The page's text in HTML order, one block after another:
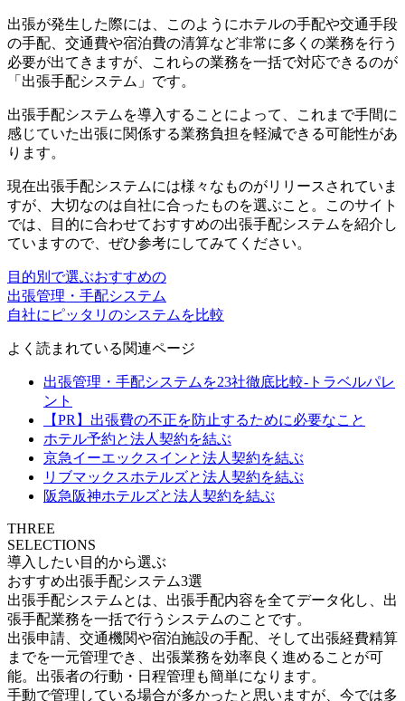
出張が発生した際には、このようにホテルの手配や交通手段
の手配、交通費や宿泊費の清算など非常に多くの業務を行う
必要が出てきますが、これらの業務を一括で対応できるのが
「出張手配システム」 です。
出張手配システムを導入することによって、これまで手間に
感じていた出張に関係する業務負担を軽減できる可能性があ
ります。
現在出張手配システムには様々なものがリリースされていま
すが、大切なのは自社に合ったものを選ぶこと。このサイト
では、目的に合わせておすすめの出張手配システムを紹介し
ていますので、ぜひ参考にしてみてください。
目的別で選ぶおすすめの
出張管理・手配システム
自社にピッタリのシステムを比較
よく読まれている関連ページ
出張管理・手配システムを23社徹底比較-トラベルパレ
ント
【PR】出張費の不正を防止するために必要なこと
ホテル予約と法人契約を結ぶ
京急イーエックスインと法人契約を結ぶ
リブマックスホテルズと法人契約を結ぶ
阪急阪神ホテルズと法人契約を結ぶ
THREE
SELECTIONS
導入したい目的から選ぶ
おすすめ出張手配システム3選
出張手配システムとは、出張手配内容を全てデータ化し、出
張手配業務を一括で行うシステムのことです。
出張申請、交通機関や宿泊施設の手配、そして出張経費精算
までを一元管理でき、出張業務を効率良く進めることが可
能。出張者の行動・日程管理も簡単になります。
手動で管理している場合が多かったと思いますが、今では多